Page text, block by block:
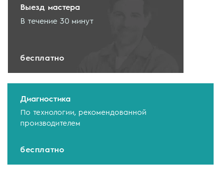
Выезд мастера
В течение 30 минут
бесплатно
Диагностика
По технологии, рекомендованной
производителем
бесплатно